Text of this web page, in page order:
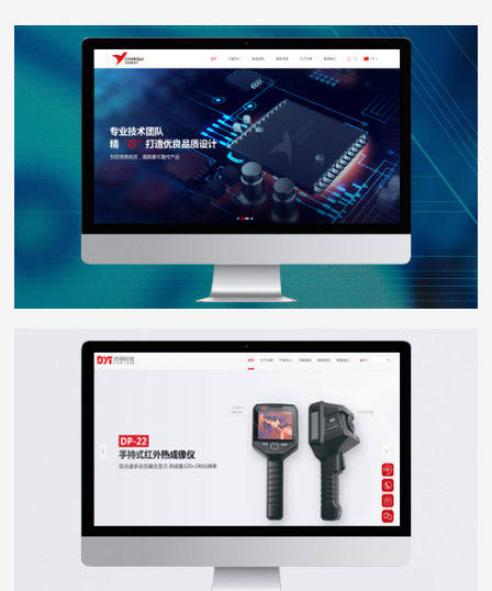
芯佰微电子
点扬科技
WEB DESIGN